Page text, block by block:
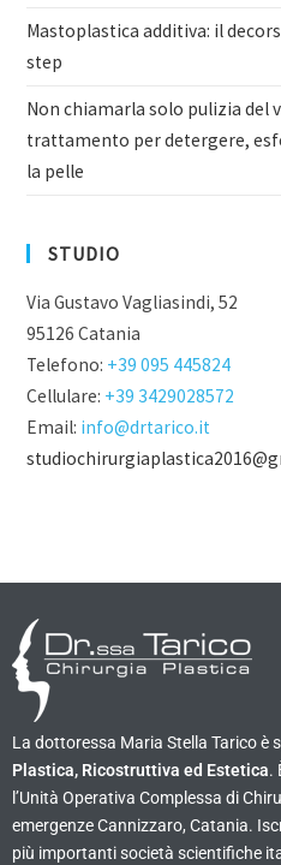
Mastoplastica additiva: il
step
Non chiamarla solo pulizia del
trattamento per detergere,
la pelle
STUDIO
Via Gustavo Vagliasindi, 52
95126 Catania
Telefono: +39 095 445824
Cellulare: +39 3429028572
Email: info@drtarico.it
La dottoressa Maria Stella Tarico è
Plastica, Ricostruttiva ed Estetica.
l’Unità Operativa Complessa di
emergenze Cannizzaro, Catania.
più importanti società scientifiche